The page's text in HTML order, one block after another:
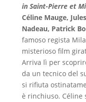
in Saint-Pierre et
Céline Mauge,
Nadeau, Patrick
famoso regista
misterioso film
Arriva lì per
da un tecnico del
si rifiuta
è rinchiuso. Céline